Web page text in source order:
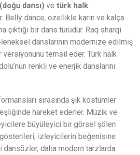
dansı) ve türk halk
Belly dance, özellikle karın ve kalça
çıktığı bir dans türüdür. Raq sharqi
danslarının modernize edilmiş
temsil eder. Türk halk
renkli ve enerjik danslarını
sırasında şık kostümler
hareket ederler. Müzik ve
büyüleyici bir görsel şölen
gösterileri, izleyicilerin beğenisine
daha modern tarzlarda